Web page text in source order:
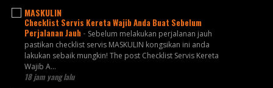
MASKULIN
Checklist Servis Kereta Wajib Anda Buat Sebelum
Perjalanan Jauh - Sebelum melakukan perjalanan jauh
pastikan checklist servis MASKULIN kongsikan ini anda
lakukan sebaik mungkin! The post Checklist Servis Kereta
Wajib A...
18 jam yang lalu